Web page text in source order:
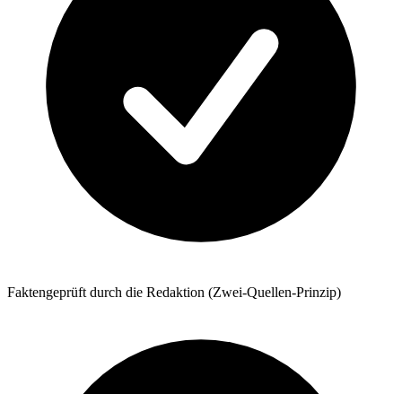
Faktengeprüft durch die Redaktion (Zwei-Quellen-Prinzip)